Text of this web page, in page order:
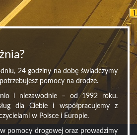
24 godziny na dobę świadczymy
pomocy na drodze.
i niezawodnie – od 1992 roku.
dla Ciebie i współpracujemy z
w Polsce i Europie.
pomocy drogowej oraz prowadzimy